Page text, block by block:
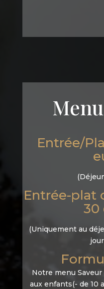
Entrée/
Entrée-plat
30
(Uniquement au
Notre menu
aux enfants(- de 10